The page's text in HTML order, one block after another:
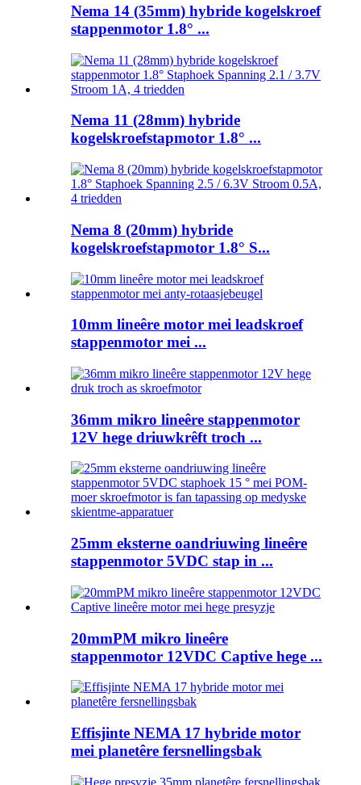
Nema 14 (35mm) hybride kogelskroef
stappenmotor 1.8° ...
Nema 11 (28mm) hybride
kogelskroefstapmotor 1.8° ...
Nema 8 (20mm) hybride
kogelskroefstapmotor 1.8° S...
10mm lineêre motor mei leadskroef
stappenmotor mei ...
36mm mikro lineêre stappenmotor
12V hege driuwkrêft troch ...
25mm eksterne oandriuwing lineêre
stappenmotor 5VDC stap in ...
20mmPM mikro lineêre
stappenmotor 12VDC Captive hege ...
Effisjinte NEMA 17 hybride motor
mei planetêre fersnellingsbak